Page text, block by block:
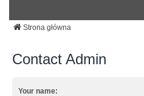
Strona główna
Contact Admin
Your name: